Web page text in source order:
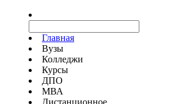
Главная
Вузы
Колледжи
Курсы
ДПО
МВА
Дистанционное